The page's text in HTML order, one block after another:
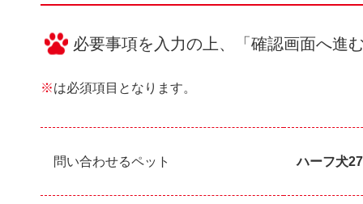
必要事項を入力の上、「確認画面へ進
※は必須項目となります。
問い合わせるペット ハーフ犬